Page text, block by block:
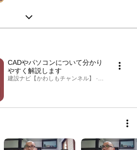
CADやパソコンについて分かり
やすく解説します
建設ナビ【かわしもチャンネル】 · Playlist